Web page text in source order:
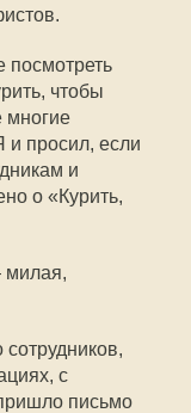
посмотреть
чтобы
многие
и просил, если
и
о «Курить,
милая,
с
письмо